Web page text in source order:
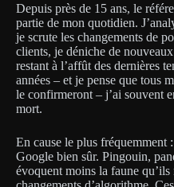
Depuis près de 15 ans, le
partie de mon quotidien.
je scrute les changements de
clients, je déniche de
restant à l’affût des dernières
années – et je pense que tous
le confirmeront – j’ai souvent
mort.
En cause le plus fréquemment
Google bien sûr. Pingouin,
évoquent moins la faune qu’ils